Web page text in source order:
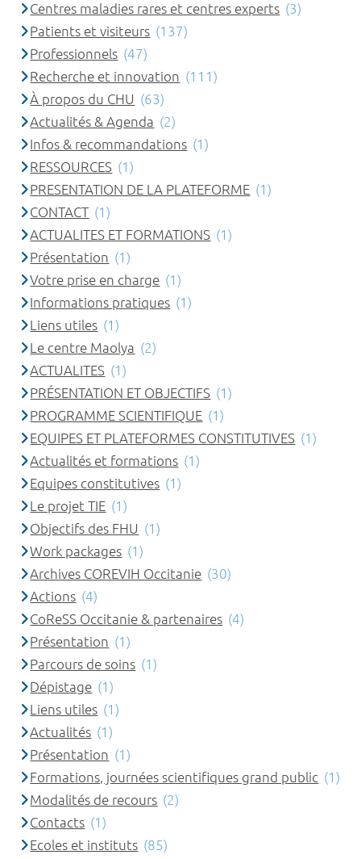
Centres maladies rares et centres experts (3)
Patients et visiteurs (137)
Professionnels (47)
Recherche et innovation (111)
À propos du CHU (63)
Actualités & Agenda (2)
Infos & recommandations (1)
RESSOURCES (1)
PRESENTATION DE LA PLATEFORME (1)
CONTACT (1)
ACTUALITES ET FORMATIONS (1)
Présentation (1)
Votre prise en charge (1)
Informations pratiques (1)
Liens utiles (1)
Le centre Maolya (2)
ACTUALITES (1)
PRÉSENTATION ET OBJECTIFS (1)
PROGRAMME SCIENTIFIQUE (1)
EQUIPES ET PLATEFORMES CONSTITUTIVES (1)
Actualités et formations (1)
Equipes constitutives (1)
Le projet TIE (1)
Objectifs des FHU (1)
Work packages (1)
Archives COREVIH Occitanie (30)
Actions (4)
CoReSS Occitanie & partenaires (4)
Présentation (1)
Parcours de soins (1)
Dépistage (1)
Liens utiles (1)
Actualités (1)
Présentation (1)
Formations, journées scientifiques grand public (1)
Modalités de recours (2)
Contacts (1)
Ecoles et instituts (85)